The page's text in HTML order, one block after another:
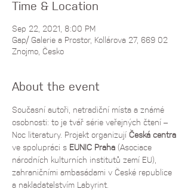
Time & Location
Sep 22, 2021, 8:00 PM
Gap/ Galerie a Prostor, Kollárova 27, 669 02
Znojmo, Česko
About the event
Současní autoři, netradiční místa a známé
osobnosti: to je tvář série veřejných čtení –
Noc literatury. Projekt organizují Česká centra
ve spolupráci s EUNIC Praha (Asociace
národních kulturních institutů zemí EU),
zahraničními ambasádami v České republice
a nakladatelstvím Labyrint.